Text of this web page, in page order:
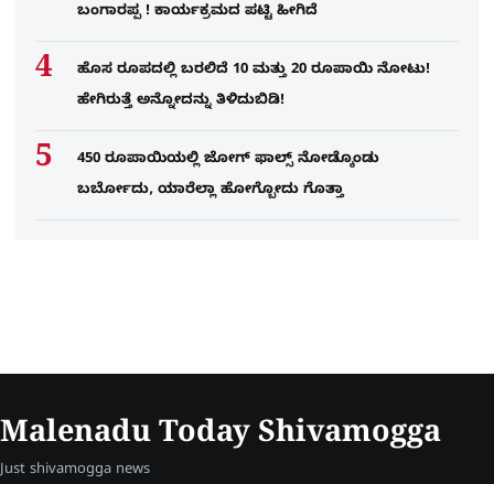
ಬಂಗಾರಪ್ಪ ! ಕಾರ್ಯಕ್ರಮದ ಪಟ್ಟಿ ಹೀಗಿದೆ
ಹೊಸ ರೂಪದಲ್ಲಿ ಬರಲಿದೆ 10 ಮತ್ತು 20 ರೂಪಾಯಿ ನೋಟು!
ಹೇಗಿರುತ್ತೆ ಅನ್ನೋದನ್ನು ತಿಳಿದುಬಿಡಿ!
450 ರೂಪಾಯಿಯಲ್ಲಿ ಜೋಗ್​ ಫಾಲ್ಸ್​ ನೋಡ್ಕೊಂಡು
ಬರ್ಬೋದು, ಯಾರೆಲ್ಲಾ ಹೋಗ್ಬೋದು ಗೊತ್ತಾ
Malenadu Today Shivamogga
Just shivamogga news